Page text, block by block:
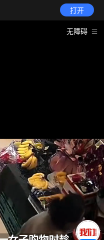
打开
无障碍